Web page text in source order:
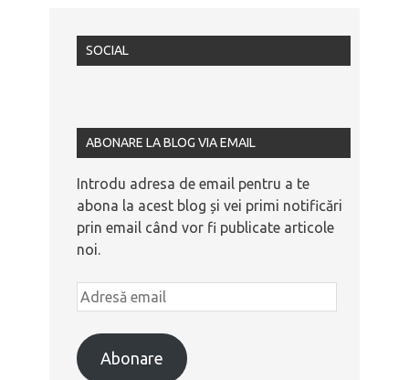
SOCIAL
ABONARE LA BLOG VIA EMAIL
Introdu adresa de email pentru a te
abona la acest blog și vei primi notificări
prin email când vor fi publicate articole
noi.
Abonare